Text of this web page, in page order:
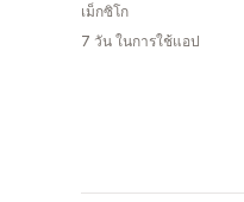
เม็กซิโก
7 วัน ในการใช้แอป